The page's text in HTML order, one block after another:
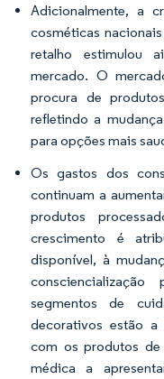
Adicionalmente, a
cosméticas
retalho estimulou
mercado. O
procura de
refletindo a
para opções mais
Os gastos dos
continuam a
produtos
crescimento é
disponível, à
segmentos de
decorativos estão a
com os produtos
médica a